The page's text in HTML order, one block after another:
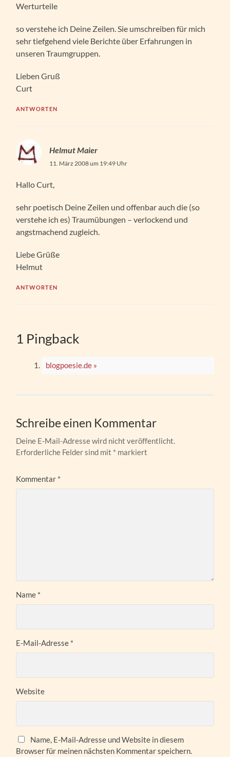
Werturteile
so verstehe ich Deine Zeilen. Sie umschreiben für mich
sehr tiefgehend viele Berichte über Erfahrungen in
unseren Traumgruppen.
Lieben Gruß
Curt
ANTWORTEN
Helmut Maier
11. März 2008 um 19:49 Uhr
Hallo Curt,
sehr poetisch Deine Zeilen und offenbar auch die (so
verstehe ich es) Traumübungen – verlockend und
angstmachend zugleich.
Liebe Grüße
Helmut
ANTWORTEN
1 Pingback
blogpoesie.de »
Schreibe einen Kommentar
Deine E-Mail-Adresse wird nicht veröffentlicht.
Erforderliche Felder sind mit * markiert
Kommentar *
Name *
E-Mail-Adresse *
Website
Name, E-Mail-Adresse und Website in diesem
Browser für meinen nächsten Kommentar speichern.